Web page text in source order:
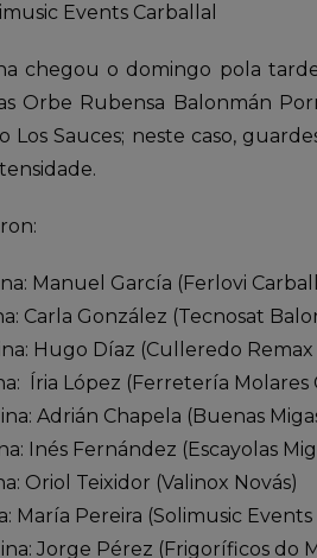
Events Carballal
chegou o domingo pola
Orbe Rubensa Balonmán
Los Sauces; neste caso,
Manuel García (Ferlovi
Carla González (Tecnosat
Hugo Díaz (Culleredo Remax
Íria López (Ferretería Molares
Adrián Chapela (Buenas
Inés Fernández (Escayolas
Oriol Teixidor (Valinox Novás)
María Pereira (Solimusic
Jorge Pérez (Frigoríficos do